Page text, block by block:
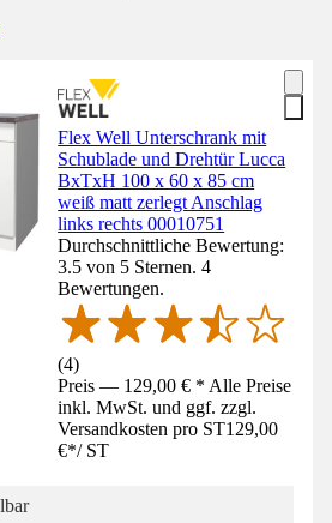
Flex Well Unterschrank mit
Schublade und Drehtür Lucca
BxTxH 100 x 60 x 85 cm
weiß matt zerlegt Anschlag
links rechts 00010751
Durchschnittliche Bewertung:
3.5 von 5 Sternen. 4
Bewertungen.
(4)
Preis — 129,00 € * Alle Preise
inkl. MwSt. und ggf. zzgl.
Versandkosten pro ST129,00
€*/ ST